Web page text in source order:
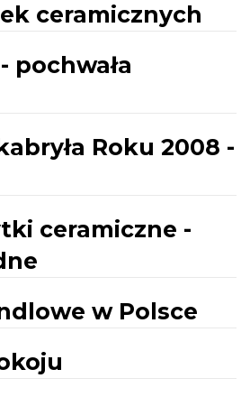
ceramicznych
pochwała
Roku 2008 -
ceramiczne -
w Polsce